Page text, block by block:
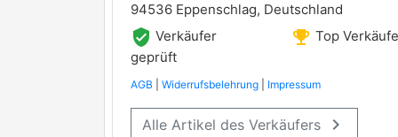
BENDIX
BENDIX Braking
Brake ENGINEERING
94536 Eppenschlag, Deutschland
verified_user Verkäufer
geprüft
emoji_events Top
AGB Widerrufsbelehrung Impressum
Alle Artikel des Verkäufers keyboard_arrow_right